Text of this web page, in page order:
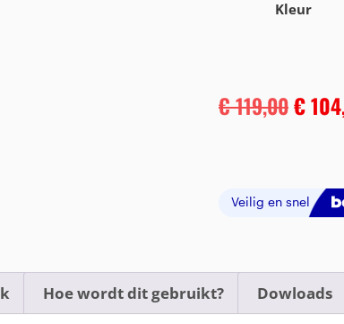
Kleur
€119,00€
Hoe wordt dit gebruikt? Dowloads